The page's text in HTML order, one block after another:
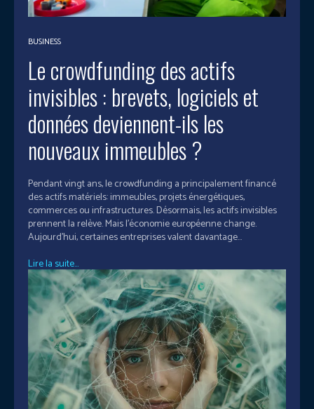
BUSINESS
Le crowdfunding des actifs
invisibles : brevets, logiciels et
données deviennent-ils les
nouveaux immeubles ?
Pendant vingt ans, le crowdfunding a principalement financé
des actifs matériels: immeubles, projets énergétiques,
commerces ou infrastructures. Désormais, les actifs invisibles
prennent la relève. Mais l'économie européenne change.
Aujourd'hui, certaines entreprises valent davantage...
Lire la suite...